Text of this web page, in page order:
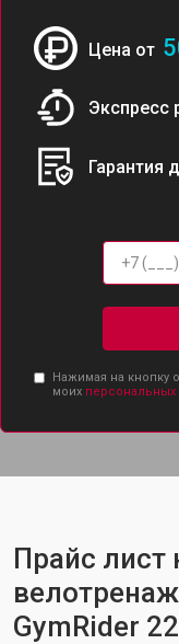
Цена от
Экспресс
Гарантия
Нажимая на кнопку
моих персональных
Прайс лист
GymRider